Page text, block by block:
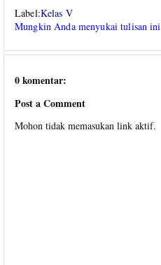
Label:Kelas V
Mungkin Anda menyukai tulisan ini
0 komentar:
Post a Comment
Mohon tidak memasukan link aktif.